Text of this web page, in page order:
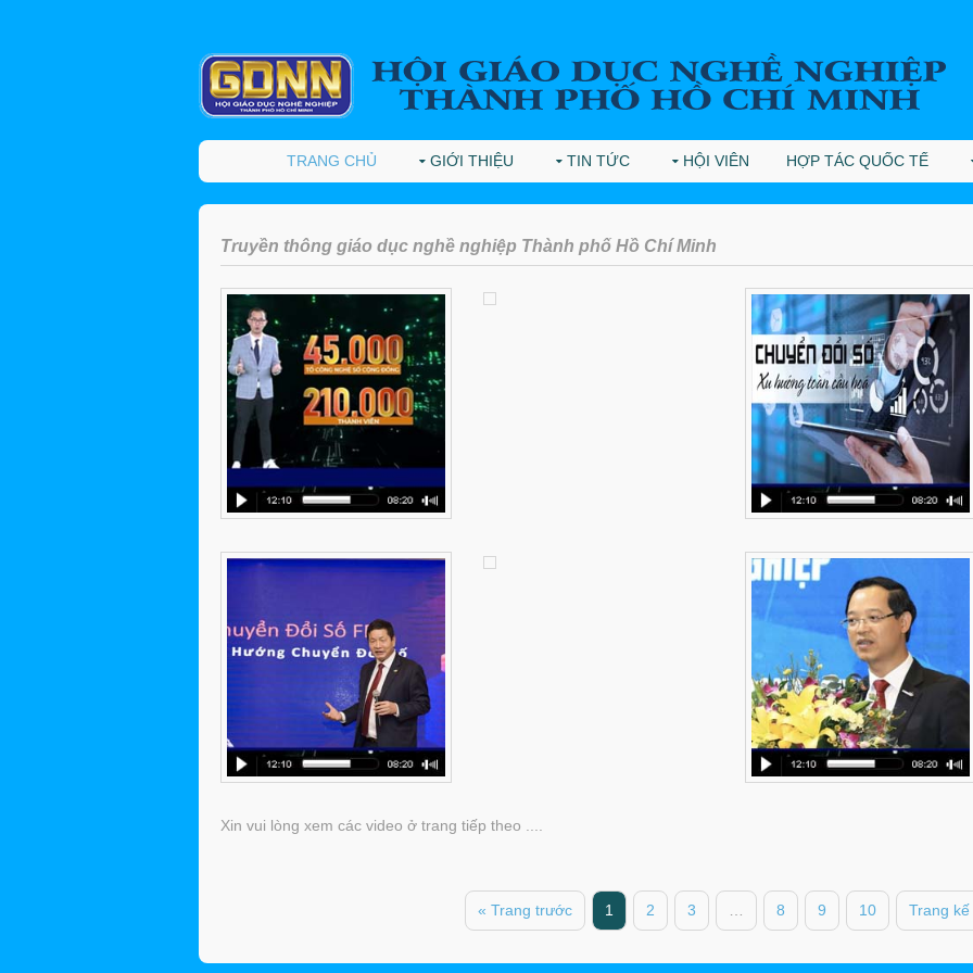
TRANG CHỦ GIỚI THIỆU TIN TỨC HỘI VIÊN HỢP TÁC QUỐC TẾ
Truyền thông giáo dục nghề nghiệp Thành phố Hồ Chí Minh
Xin vui lòng xem các video ở trang tiếp theo ....
« Trang trước 1 2 3 8 9 10 Trang kế